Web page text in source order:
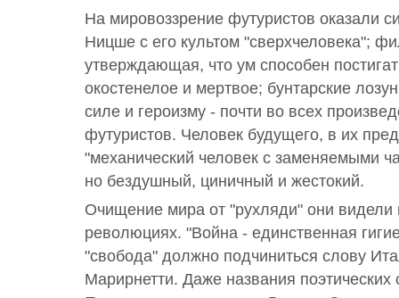
На мировоззрение футуристов оказали
Ницше с его культом "сверхчеловека";
утверждающая, что ум способен
окостенелое и мертвое; бунтарские
силе и героизму - почти во всех
футуристов. Человек будущего, в их
"механический человек с заменяемыми
но бездушный, циничный и жестокий.
Очищение мира от "рухляди" они видели
революциях. "Война - единственная
"свобода" должно подчиниться слову
Марирнетти. Даже названия поэтических